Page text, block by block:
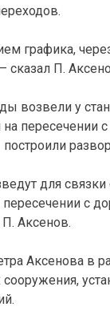
графика,
сказал П.
возвели у
на
для
пересечении с
Аксенов.
Аксенова в
сооружения,